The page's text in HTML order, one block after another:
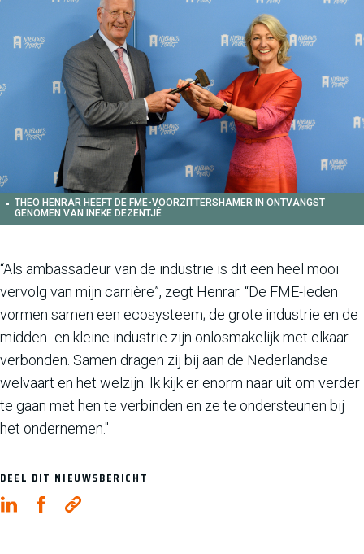
THEO HENRAR HEEFT DE FME-VOORZITTERSHAMER IN ONTVANGST
GENOMEN VAN INEKE DEZENTJÉ
“Als ambassadeur van de industrie is dit een heel mooi
vervolg van mijn carrière”, zegt Henrar. “De FME-leden
vormen samen een ecosysteem; de grote industrie en de
midden- en kleine industrie zijn onlosmakelijk met elkaar
verbonden. Samen dragen zij bij aan de Nederlandse
welvaart en het welzijn. Ik kijk er enorm naar uit om verder
te gaan met hen te verbinden en ze te ondersteunen bij
het ondernemen."
DEEL DIT NIEUWSBERICHT